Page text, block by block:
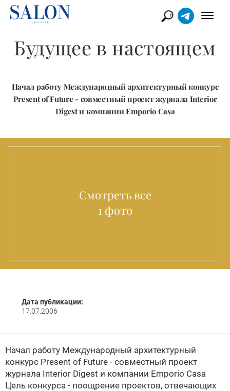
Будущее в настоящем
Начал работу Международный архитектурный конкурс
Present of Future - совместный проект журнала Interior
Digest и компании Emporio Casa
Смотреть все
1 фото
Дата публикации:
17.07.2006
Начал работу Международный архитектурный
конкурс Present of Future - совместный проект
журнала Interior Digest и компании Emporio Casa
Цель конкурса - поощрение проектов, отвечающих